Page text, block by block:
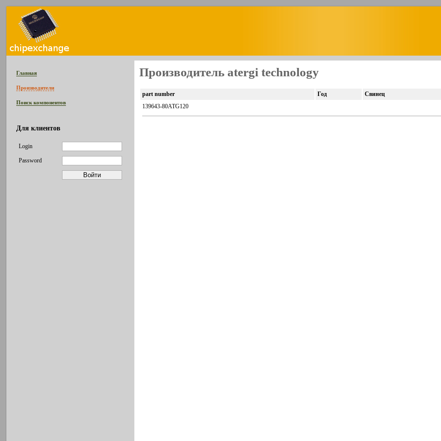
Главная
Производители
Поиск компонентов
Для клиентов
Login
Password
Производитель atergi technology
part number Год Свинец
139643-80ATG120